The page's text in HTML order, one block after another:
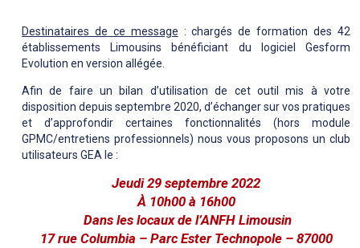
Destinataires de ce message : chargés de formation des 42
établissements Limousins bénéficiant du logiciel Gesform
Evolution en version allégée.
Afin de faire un bilan d’utilisation de cet outil mis à votre
disposition depuis septembre 2020, d’échanger sur vos pratiques
et d’approfondir certaines fonctionnalités (hors module
GPMC/entretiens professionnels) nous vous proposons un club
utilisateurs GEA le :
Jeudi 29 septembre 2022
À 10h00 à 16h00
Dans les locaux de l’ANFH Limousin
17 rue Columbia – Parc Ester Technopole – 87000